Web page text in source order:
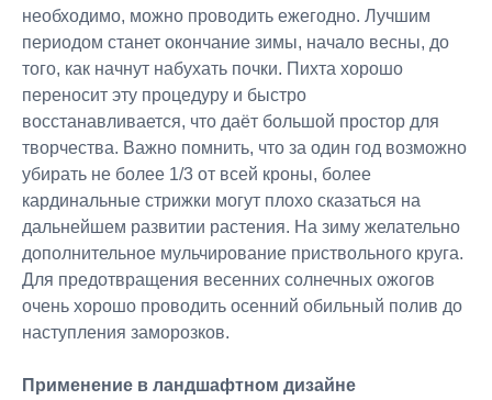
необходимо, можно проводить ежегодно. Лучшим
периодом станет окончание зимы, начало весны, до
того, как начнут набухать почки. Пихта хорошо
переносит эту процедуру и быстро
восстанавливается, что даёт большой простор для
творчества. Важно помнить, что за один год возможно
убирать не более 1/3 от всей кроны, более
кардинальные стрижки могут плохо сказаться на
дальнейшем развитии растения. На зиму желательно
дополнительное мульчирование приствольного круга.
Для предотвращения весенних солнечных ожогов
очень хорошо проводить осенний обильный полив до
наступления заморозков.
Применение в ландшафтном дизайне